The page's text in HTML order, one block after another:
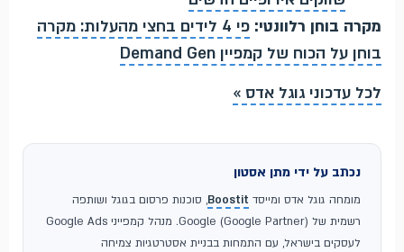
מקרה בוחן רלוונטי:
פי 4 לידים בחצי מהעלות: מקרה
בוחן על הכוח של קמפיין Demand Gen
לכל עדכוני גוגל אדס »
נכתב על ידי מתן אסטון
מומחה גוגל אדס ומייסד Boostit, סוכנות פרסום בגוגל ושותפה
רשמית של Google (Google Partner). מנהל קמפייני Google Ads
לעסקים בישראל, עם התמחות בבניית אסטרטגיות צמיחה